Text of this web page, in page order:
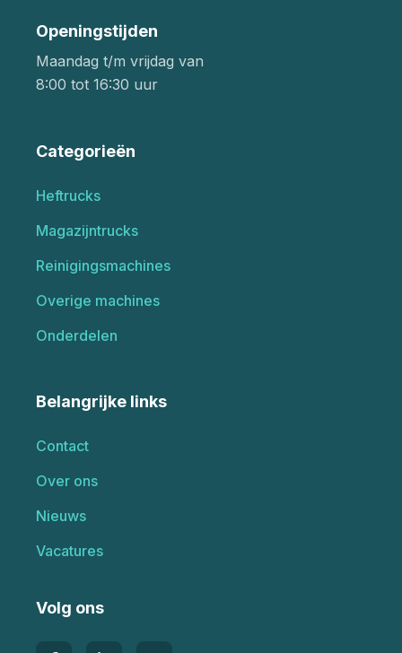
Openingstijden
Maandag t/m vrijdag van
8:00 tot 16:30 uur
Categorieën
Heftrucks
Magazijntrucks
Reinigingsmachines
Overige machines
Onderdelen
Belangrijke links
Contact
Over ons
Nieuws
Vacatures
Volg ons